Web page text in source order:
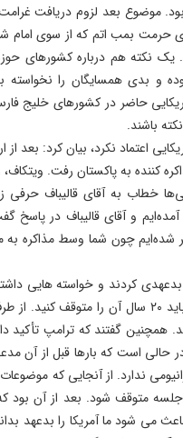
موضوع بعد لزوم دریافت
حرمت بمب اتم که از سوی امام
نکته هم درباره کشورهای
و بدی همسایگان را نخواسته
حاضر در کشورهای خلیج
باشند.
اعتماد نکرد، بیان کرد: بعد از
کننده به پاکستان رفت.
خطاب به آقای قالیباف حرفی
و آقای قالیباف در پاسخ
شده‌ایم چون شما وسط مذاکره به
کردند و خواسته هایی
گفتند ما به شما اجازه فعالیت هسته ای می دهیم اما باید ۲۰ سال آن را
در حالی است که بارها قبل از آن
ندارد. از آنجایی که
تندی پیش می‌رفت قرار شد ۳ صبح جلسه متوقف شود. بعد از
می شود ما آمریکا را بدعهد